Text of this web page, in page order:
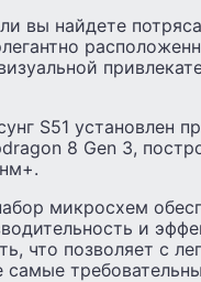
вы найдете
S51 установлен
8 Gen 3,
микросхем
и
что позволяет с
самые